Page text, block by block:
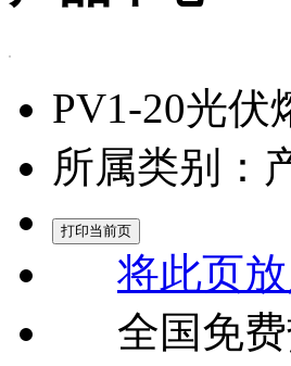
PV1-20光伏
所属类别：
将此页
全国免费